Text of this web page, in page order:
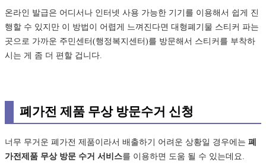
온라인 발급은 어디서나 인터넷 사용 가능한 기기를 이용해서 쉽게 진
행할 수 있지만 이 방법이 어렵게 느껴진다면 대형폐기물 스티커 파는
곳으로 가까운 주민센터(행정복지센터)를 방문해서 스티커를 부착하
시는 게 좀 더 편할 겁니다.
폐가전 제품 무상 방문수거 신청
너무 무거운 폐가전 제품이라서 배출하기 어려운 상황일 경우에는 폐
가전제품 무상 방문 수거 서비스를 이용하면 도움 될 수 있는데요.